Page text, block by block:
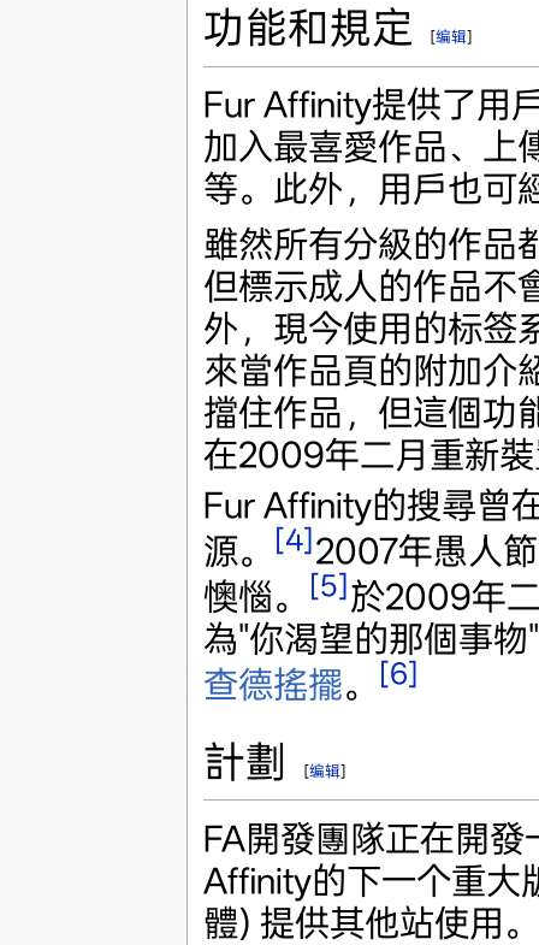
功能和規定 [编辑]
Fur Affinity提供了用
加入最喜愛作品、上
等。此外，用戶也可
雖然所有分級的作品
但標示成人的作品不
外，現今使用的标签
來當作品頁的附加介
擋住作品，但這個功
在2009年二月重新
Fur Affinity的搜尋曾
源。
[4] 2007年愚人
懊惱。
[5] 於2009年
為"你渴望的那個事
查德搖擺。 [6]
計劃 [编辑]
FA開發團隊正在開
Affinity的下一个重大
體) 提供其他站使用。